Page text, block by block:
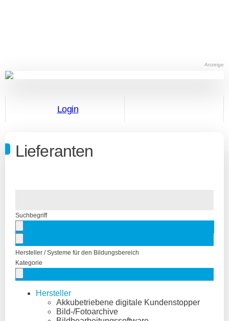
Anzeige
Login
Lieferanten
Suchbegriff
Hersteller / Systeme für den Bildungsbereich
Kategorie
Hersteller
Akkubetriebene digitale Kundenstopper
Bild-/Fotoarchive